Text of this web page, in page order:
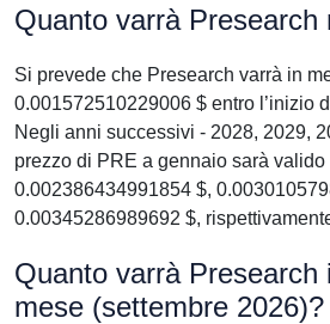
Quanto varrà Presearch
Si prevede che Presearch varrà in
0.001572510229006 $ entro l’inizio
Negli anni successivi - 2028, 2029,
prezzo di PRE a gennaio sarà valido
0.002386434991854 $,
0.00345286989692 $,
Quanto varrà Presearch
mese (settembre 2026)?